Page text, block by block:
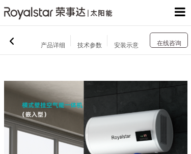
网站首页
关于我们
服务中心
新闻资讯
产品详细 技术参数 安装示意 在线咨询